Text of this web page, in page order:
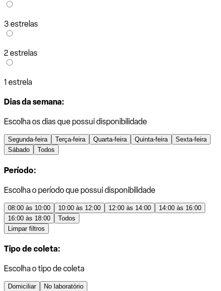
3 estrelas
2 estrelas
1 estrela
Dias da semana:
Escolha os dias que possui disponibilidade
Segunda-feira Terça-feira Quarta-feira Quinta-feira
Sexta-feira
Sábado
Todos
Período:
Escolha o período que possui disponibilidade
08:00 às 10:00 10:00 às 12:00 12:00 às 14:00
14:00 às 16:00
16:00 às 18:00
Todos
Limpar filtros
Tipo de coleta:
Escolha o tipo de coleta
Domiciliar No laboratório